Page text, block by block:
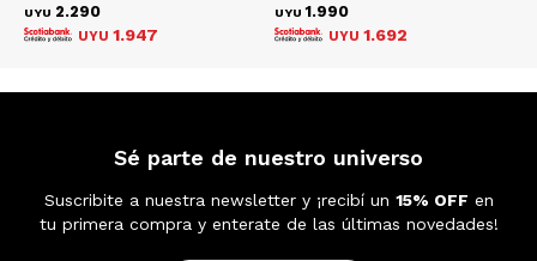
UYU 2.290
UYU 1.947
UYU 1.990
UYU 1.692
Sé parte de nuestro universo
Suscribite a nuestra newsletter y ¡recibí un 15% OFF en
tu primera compra y enterate de las últimas novedades!